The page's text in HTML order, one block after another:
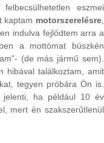
eszmei
kaptam motorszerelésre
indulva fejlődtem arra a
a mottómat büszkén
(de más jármű sem).
hibával találkoztam, amit
tegyen próbára Ön is.
jelenti, ha például 10 év
mert én szakszerűtlenül